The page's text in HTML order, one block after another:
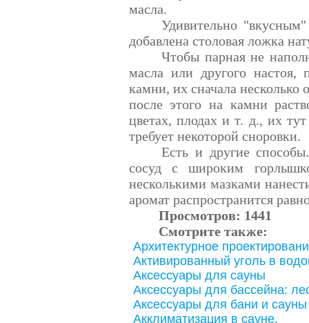
масла.
Удивительно
добавлена столовая ложка
Чтобы парная не
масла или другого настоя,
камни, их сначала
после этого на камни
цветах, плодах и т. д., их
требует некоторой сноровки.
Есть и другие
сосуд с широким
несколькими мазками
аромат распространится
Просмотров: 1441
Смотрите также:
Архитектурное
Активированный уголь в
Аксессуары для сауны
Аксессуары для бассейна:
Аксессуары для бани и сауны
Акклиматизация в сауне.